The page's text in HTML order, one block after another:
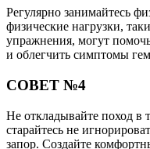
Регулярно занимайтесь
физические нагрузки,
упражнения, могут
и облегчить симптомы
СОВЕТ №4
Не откладывайте поход в
старайтесь не
запор. Создайте